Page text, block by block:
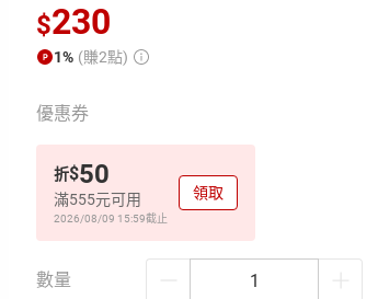
$230
1% (賺2點)
優惠券
折$50
滿555元可用
2026/08/09 15:59截止
領取
數量